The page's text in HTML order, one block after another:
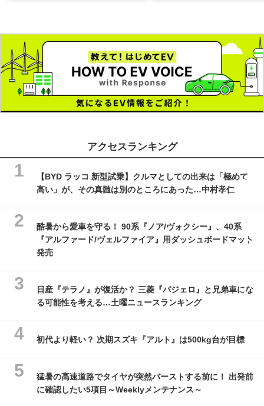
アクセスランキング
【BYD ラッコ 新型試乗】クルマとしての出来は「極めて
高い」が、その真髄は別のところにあった…中村孝仁
酷暑から愛車を守る！ 90系『ノア/ヴォクシー』、40系
『アルファード/ヴェルファイア』用ダッシュボードマット
発売
日産『テラノ』が復活か？ 三菱『パジェロ』と兄弟車にな
る可能性を考える…土曜ニュースランキング
初代より軽い？ 次期スズキ『アルト』は500kg台が目標
猛暑の高速道路でタイヤが突然バーストする前に！ 出発前
に確認したい5項目～Weeklyメンテナンス～